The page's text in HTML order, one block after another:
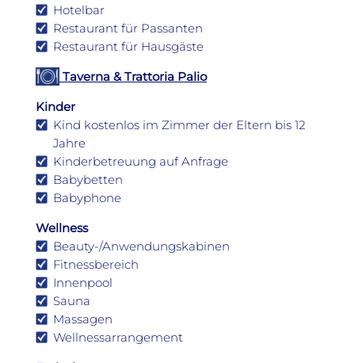
Hotelbar
Restaurant für Passanten
Restaurant für Hausgäste
Taverna & Trattoria Palio
Kinder
Kind kostenlos im Zimmer der Eltern bis 12
Jahre
Kinderbetreuung auf Anfrage
Babybetten
Babyphone
Wellness
Beauty-/Anwendungskabinen
Fitnessbereich
Innenpool
Sauna
Massagen
Wellnessarrangement